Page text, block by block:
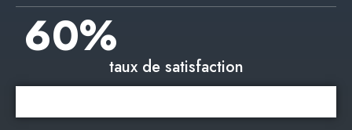
60%
taux de satisfaction